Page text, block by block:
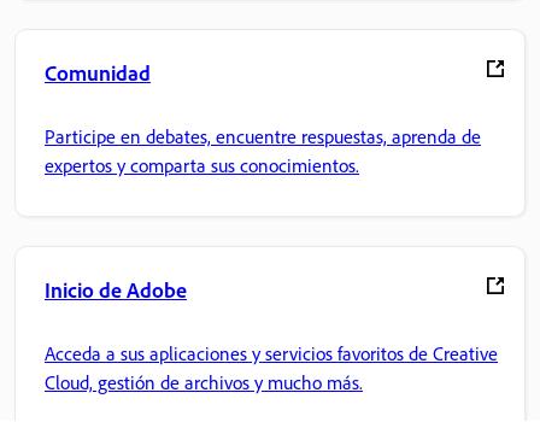
Comunidad
Participe en debates, encuentre respuestas, aprenda de
expertos y comparta sus conocimientos.
Inicio de Adobe
Acceda a sus aplicaciones y servicios favoritos de Creative
Cloud, gestión de archivos y mucho más.